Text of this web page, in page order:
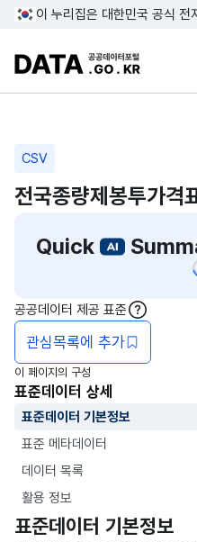
이 누리집은 대한민국 공식 전
DATA.GO.KR 공
CSV
전국종량제봉투가격
Quick
관심목록에 추가
공공데이터 제공 표준
도움말
이 페이지의 구성
표준데이터 상세
표준데이터 기본정보
표준 메타데이터
데이터 목록
활용 정보
표준데이터 기본정보